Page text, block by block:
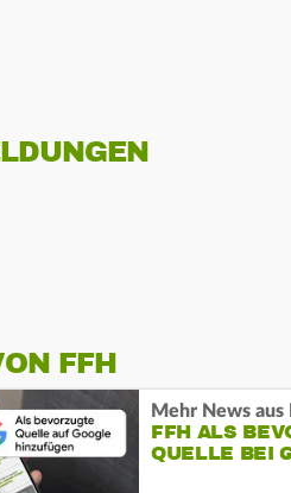
FFH
Mehr News aus
FFH ALS
QUELLE BEI